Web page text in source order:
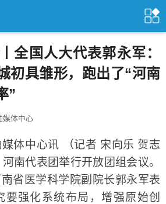
全国人大代表郭永军：
初具雏形，跑出了“河南
”
媒体中心
中心讯 （记者 宋向乐 贺志
南代表团举行开放团组会议。
省医学科学院副院长郭永军表
要强化系统布局，增强原始创